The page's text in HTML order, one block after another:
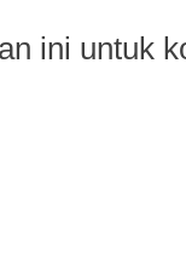
ini untuk